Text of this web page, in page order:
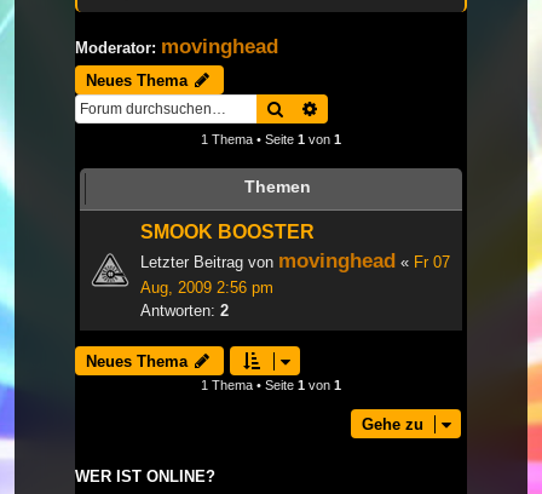
Moderator: movinghead
Neues Thema
Suche
1 Thema • Seite 1 von 1
Themen
SMOOK BOOSTER
Letzter Beitrag von movinghead « Fr 07
Aug, 2009 2:56 pm
Antworten: 2
Neues Thema
1 Thema • Seite 1 von 1
Gehe zu
WER IST ONLINE?